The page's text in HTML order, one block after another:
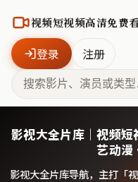
视频短视频高清免费
登录 注册
影视大全片库｜视频
艺动
影视大全片库导航，主打「